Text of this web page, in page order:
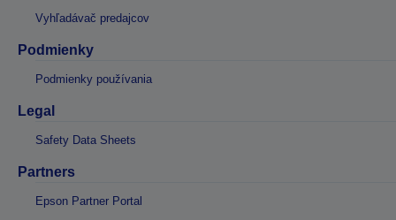
Vyhľadávač predajcov
Podmienky
Podmienky používania
Legal
Safety Data Sheets
Partners
Epson Partner Portal